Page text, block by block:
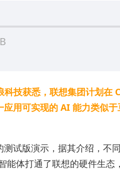
技获悉，联想集团计划在
用可实现的 AI 能力类似
试版演示，据其介绍，不
能体打通了联想的硬件生态